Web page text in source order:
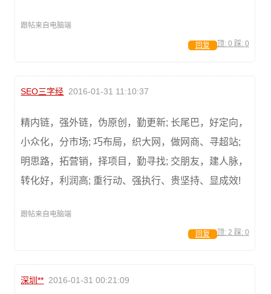
跟帖来自电脑端
顶: 0 踩: 0
回复
SEO三字经 2016-01-31 11:10:37
精内链，强外链，伪原创，勤更新; 长尾巴，好定向，
小众化，分市场; 巧布局，织大网，做网商、寻超站;
明思路，拓营销，择项目，勤寻找; 交朋友，建人脉，
转化好，利润高; 重行动、强执行、贵坚持、显成效!
跟帖来自电脑端
顶: 2 踩: 0
回复
深圳** 2016-01-31 00:21:09